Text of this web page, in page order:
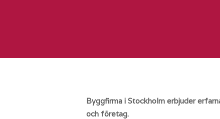
Byggfirma i Stockholm erbjuder
och företag.